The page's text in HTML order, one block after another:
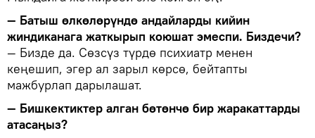
— Батыш өлкөлөрүндө андайларды кийин
жиндиканага жаткырып коюшат эмеспи. Биздечи?
— Бизде да. Сөзсүз түрдө психиатр менен
кеңешип, эгер ал зарыл көрсө, бейтапты
мажбурлап дарылашат.
— Бишкектиктер алган бөтөнчө бир жаракаттарды
атасаңыз?